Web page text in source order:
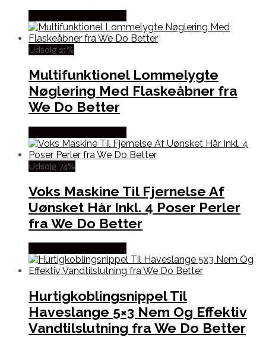
Udsalg 21%
Multifunktionel Lommelygte
Nøglering Med Flaskeåbner fra
We Do Better
Udsalg 74%
Voks Maskine Til Fjernelse Af
Uønsket Hår Inkl. 4 Poser Perler
fra We Do Better
Hurtigkoblingsnippel Til
Haveslange 5×3 Nem Og Effektiv
Vandtilslutning fra We Do Better